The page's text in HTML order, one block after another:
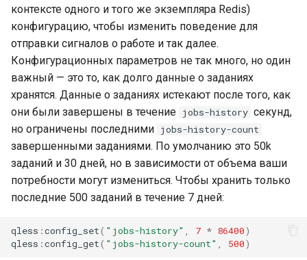
контексте одного и того же экземпляра Redis)
конфигурацию, чтобы изменить поведение для
отправки сигналов о работе и так далее.
Конфигурационных параметров не так много, но один
важный — это то, как долго данные о заданиях
хранятся. Данные о заданиях истекают после того, как
они были завершены в течение jobs-history секунд,
но ограничены последними jobs-history-count
завершенными заданиями. По умолчанию это 50k
заданий и 30 дней, но в зависимости от объема ваши
потребности могут измениться. Чтобы хранить только
последние 500 заданий в течение 7 дней:
qless :config_set( "jobs-history" 7 * 86400)
qless :config_get( "jobs-history-count" 500)